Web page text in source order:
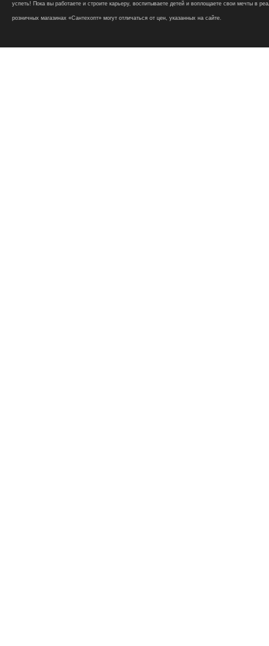
успеть! Пока вы работаете и строите карьеру, воспитываете детей и воплощаете свои мечты в
розничных магазинах «Сантехопт» могут отличаться от цен, указанных на сайте.